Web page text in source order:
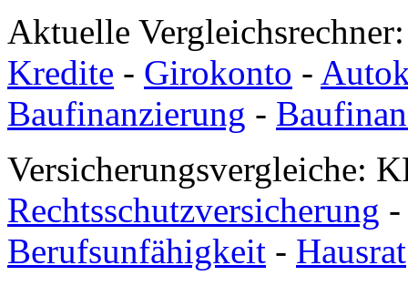
Aktuelle
Kredite - Girokonto -
Baufinanzierung -
Versicherungsvergleiche:
Rechtsschutzversicherung
Berufsunfähigkeit - Hausrat